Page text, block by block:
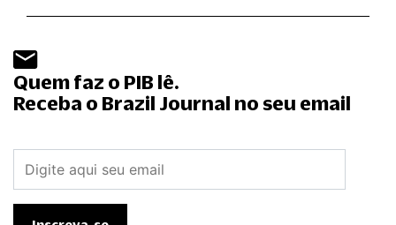
Quem faz o PIB lê.
Receba o Brazil Journal no seu email